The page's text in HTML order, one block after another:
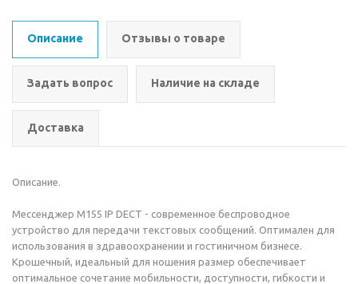
Описание Отзывы о товаре
Задать вопрос Наличие на складе
Доставка
Описание.
Мессенджер M155 IP DECT - современное беспроводное
устройство для передачи текстовых сообщений. Оптимален для
использования в здравоохранении и гостиничном бизнесе.
Крошечный, идеальный для ношения размер обеспечивает
оптимальное сочетание мобильности, доступности, гибкости и